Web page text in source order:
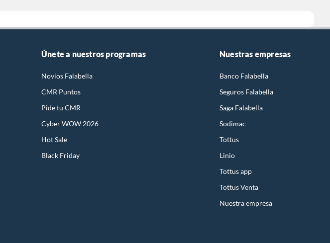
Únete a nuestros programas
Novios Falabella
CMR Puntos
Pide tu CMR
Cyber WOW 2026
Hot Sale
Black Friday
Nuestras empresas
Banco Falabella
Seguros Falabella
Saga Falabella
Sodimac
Tottus
Linio
Tottus app
Tottus Venta
Nuestra empresa